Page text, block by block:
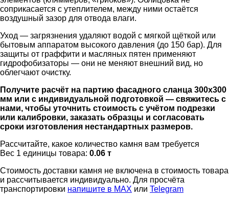
соприкасается с утеплителем, между ними остаётся
воздушный зазор для отвода влаги.
Уход — загрязнения удаляют водой с мягкой щёткой или
бытовым аппаратом высокого давления (до 150 бар). Для
защиты от граффити и масляных пятен применяют
гидрофобизаторы — они не меняют внешний вид, но
облегчают очистку.
Получите расчёт на партию фасадного сланца 300х300
мм или с индивидуальной подготовкой — свяжитесь с
нами, чтобы уточнить стоимость с учётом подрезки
или калибровки, заказать образцы и согласовать
сроки изготовления нестандартных размеров.
Рассчитайте, какое количество камня вам требуется
Вес 1 единицы товара: 0.06 т
Стоимость доставки камня не включена в стоимость товара
и рассчитывается индивидуально. Для просчёта
транспортировки напишите в MAX или Telegram